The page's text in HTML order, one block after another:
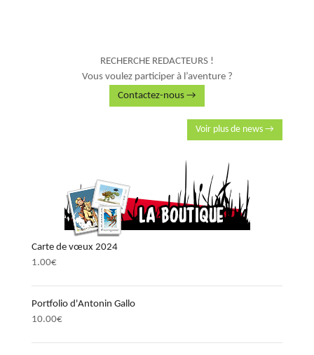
RECHERCHE REDACTEURS !
Vous voulez participer à l’aventure ?
Contactez-nous →
Voir plus de news →
Carte de vœux 2024
1.00€
Portfolio d'Antonin Gallo
10.00€